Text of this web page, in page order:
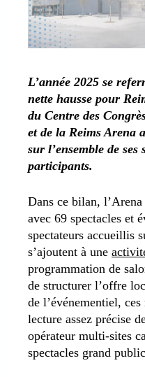
L’année 2025 se
nette hausse pour
du Centre des
et de la Reims Arena
sur l’ensemble de
participants.
Dans ce bilan,
avec 69 spectacles et
spectateurs accueillis
s’ajoutent à une
programmation de
de structurer l’offre
de l’événementiel,
lecture assez précise
opérateur multi-sites
spectacles grand